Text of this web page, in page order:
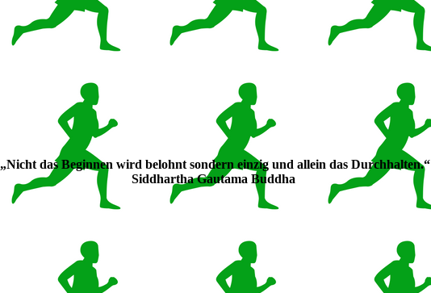
„Nicht das Beginnen wird belohnt sondern einzig und allein das Durchhalten.“
Siddhartha Gautama Buddha